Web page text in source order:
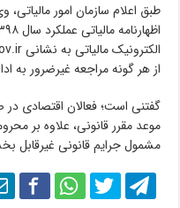
طبق اعلام سازمان امور
از هر گونه مراجعه غیرضرور به
گفتنی است؛ فعالان اقتصادی در
موعد مقرر قانونی، علاوه بر
مشمول جرایم قانونی